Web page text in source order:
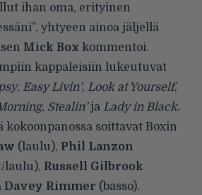
ihan oma, erityinen
yhtyeen ainoa jäljellä
Mick Box kommentoi.
kappaleisiin lukeutuvat
, Easy Livin’, Look at Yourself,
, Stealin’ja Lady in Black.
kokoonpanossa soittavat Boxin
(laulu), Phil Lanzon
laulu), Russell Gilbrook
Davey Rimmer (basso).